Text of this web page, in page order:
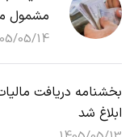
مشمول
05/14
بخشنامه دریافت
ابلاغ شد